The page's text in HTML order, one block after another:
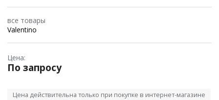
все товары
Valentino
Цена:
По запросу
Цена действительна только при покупке в интернет-магазине